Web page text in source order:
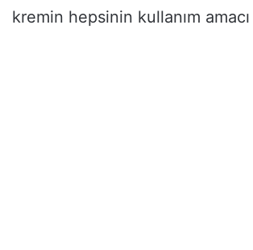
kremin hepsinin kullanım amacı